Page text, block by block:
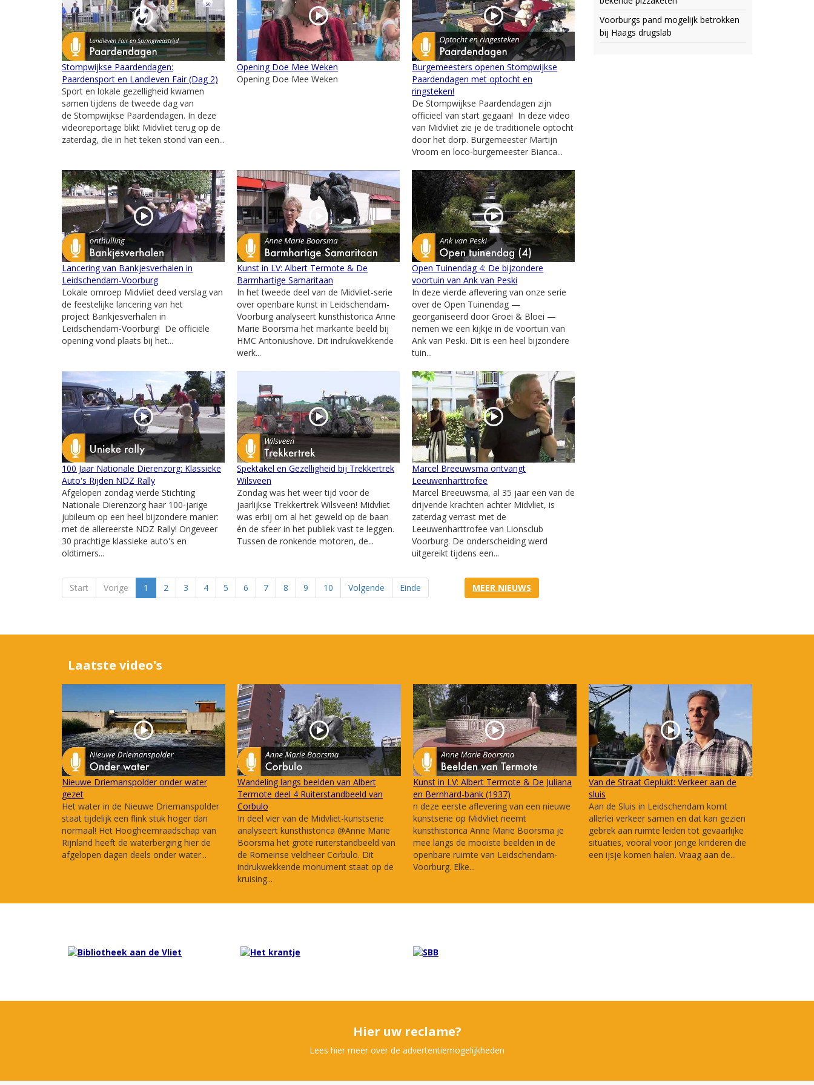
Stompwijkse Paardendagen:
Paardensport en Landleven Fair (Dag 2)
Sport en lokale gezelligheid kwamen
samen tijdens de tweede dag van
de Stompwijkse Paardendagen. In deze
videoreportage blikt Midvliet terug op de
zaterdag, die in het teken stond van een...
Opening Doe Mee Weken
Opening Doe Mee Weken
Burgemeesters openen Stompwijkse
Paardendagen met optocht en
ringsteken!
De Stompwijkse Paardendagen zijn
officieel van start gegaan! In deze video
van Midvliet zie je de traditionele optocht
door het dorp. Burgemeester Martijn
Vroom en loco-burgemeester Bianca...
Lancering van Bankjesverhalen in
Leidschendam-Voorburg
Lokale omroep Midvliet deed verslag van
de feestelijke lancering van het
project Bankjesverhalen in
Leidschendam-Voorburg! De officiële
opening vond plaats bij het...
Kunst in LV: Albert Termote & De
Barmhartige Samaritaan
In het tweede deel van de Midvliet-serie
over openbare kunst in Leidschendam-
Voorburg analyseert kunsthistorica Anne
Marie Boorsma het markante beeld bij
HMC Antoniushove. Dit indrukwekkende
werk...
Open Tuinendag 4: De bijzondere
voortuin van Ank van Peski
In deze vierde aflevering van onze serie
over de Open Tuinendag —
georganiseerd door Groei & Bloei —
nemen we een kijkje in de voortuin van
Ank van Peski. Dit is een heel bijzondere
tuin...
100 Jaar Nationale Dierenzorg: Klassieke
Auto's Rijden NDZ Rally
Afgelopen zondag vierde Stichting
Nationale Dierenzorg haar 100-jarige
jubileum op een heel bijzondere manier:
met de allereerste NDZ Rally! Ongeveer
30 prachtige klassieke auto's en
oldtimers...
Spektakel en Gezelligheid bij Trekkertrek
Wilsveen
Zondag was het weer tijd voor de
jaarlijkse Trekkertrek Wilsveen! Midvliet
was erbij om al het geweld op de baan
én de sfeer in het publiek vast te leggen.
Tussen de ronkende motoren, de...
Marcel Breeuwsma ontvangt
Leeuwenharttrofee
Marcel Breeuwsma, al 35 jaar een van de
drijvende krachten achter Midvliet, is
zaterdag verrast met de
Leeuwenharttrofee van Lionsclub
Voorburg. De onderscheiding werd
uitgereikt tijdens een...
Start Vorige 1 2 3 4 5 6 7 8 9 10 Volgende Einde MEER NIEUWS
Voorburgs pand mogelijk betrokken
bij Haags drugslab
Laatste video's
Nieuwe Driemanspolder onder water
gezet
Het water in de Nieuwe Driemanspolder
staat tijdelijk een flink stuk hoger dan
normaal! Het Hoogheemraadschap van
Rijnland heeft de waterberging hier de
afgelopen dagen deels onder water...
Wandeling langs beelden van Albert
Termote deel 4 Ruiterstandbeeld van
Corbulo
In deel vier van de Midvliet-kunstserie
analyseert kunsthistorica @Anne Marie
Boorsma het grote ruiterstandbeeld van
de Romeinse veldheer Corbulo. Dit
indrukwekkende monument staat op de
kruising...
Kunst in LV: Albert Termote & De Juliana
en Bernhard-bank (1937)
n deze eerste aflevering van een nieuwe
kunstserie op Midvliet neemt
kunsthistorica Anne Marie Boorsma je
mee langs de mooiste beelden in de
openbare ruimte van Leidschendam-
Voorburg. Elke...
Van de Straat Geplukt: Verkeer aan de
sluis
Aan de Sluis in Leidschendam komt
allerlei verkeer samen en dat kan gezien
gebrek aan ruimte leiden tot gevaarlijke
situaties, vooral voor jonge kinderen die
een ijsje komen halen. Vraag aan de...
Hier uw reclame?
Lees hier meer over de advertentiemogelijkheden